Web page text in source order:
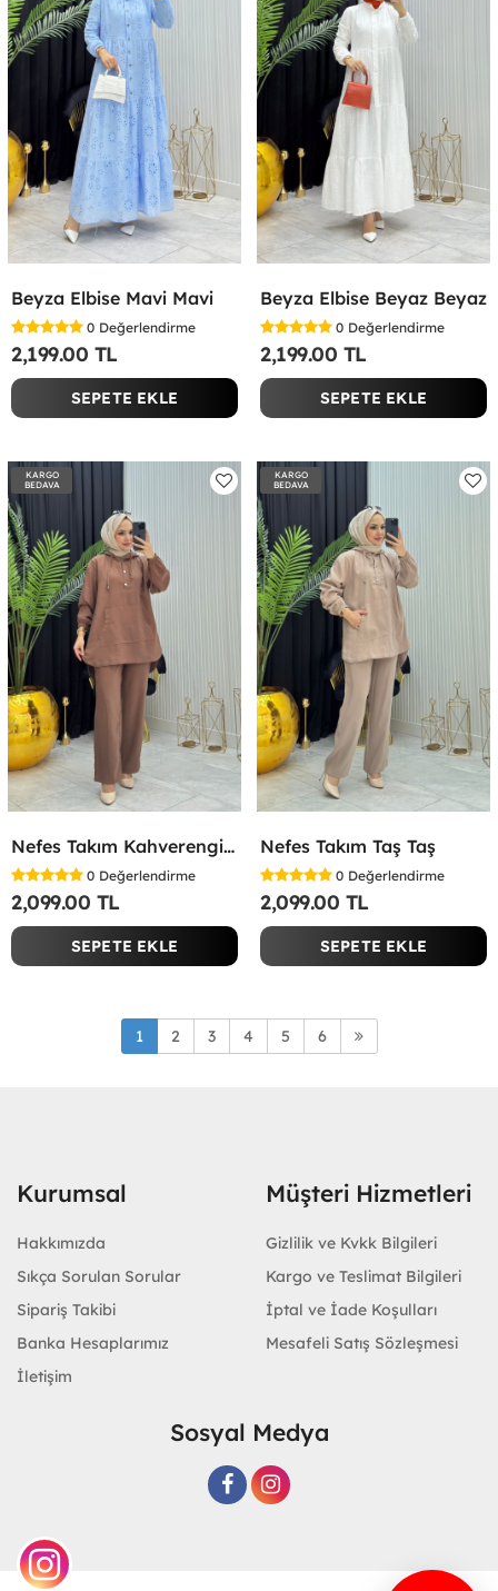
Beyza Elbise Mavi Mavi
0 Değerlendirme
2,199.00 TL
SEPETE EKLE
Beyza Elbise Beyaz Beyaz
0 Değerlendirme
2,199.00 TL
SEPETE EKLE
KARGO
BEDAVA
Nefes Takım Kahverengi Kahverengi
0 Değerlendirme
2,099.00 TL
SEPETE EKLE
KARGO
BEDAVA
Nefes Takım Taş Taş
0 Değerlendirme
2,099.00 TL
SEPETE EKLE
1 2 3 4 5 6
Kurumsal
Hakkımızda
Sıkça Sorulan Sorular
Sipariş Takibi
Banka Hesaplarımız
İletişim
Müşteri Hizmetleri
Gizlilik ve Kvkk Bilgileri
Kargo ve Teslimat Bilgileri
İptal ve İade Koşulları
Mesafeli Satış Sözleşmesi
Sosyal Medya